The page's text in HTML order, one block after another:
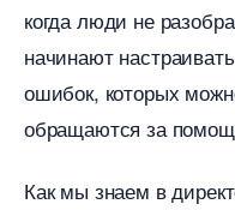
когда люди не
начинают
ошибок, которых
обращаются за
Как мы знаем в